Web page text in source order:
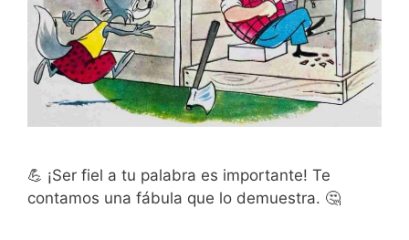
💪 ¡Ser fiel a tu palabra es importante! Te
contamos una fábula que lo demuestra. 🤔